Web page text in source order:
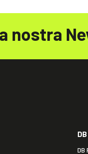
nostra
DB